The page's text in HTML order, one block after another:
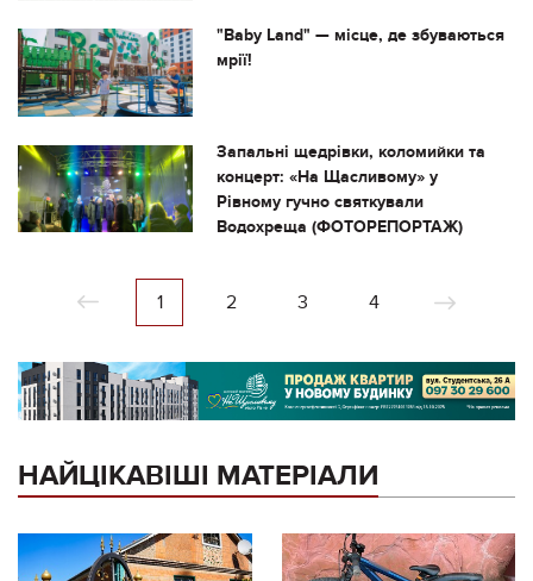
"Baby Land" — місце, де збуваються
мрії!
Запальні щедрівки, коломийки та
концерт: «На Щасливому» у
Рівному гучно святкували
Водохреща (ФОТОРЕПОРТАЖ)
1 2 3 4
НАЙЦІКАВІШІ МАТЕРІАЛИ